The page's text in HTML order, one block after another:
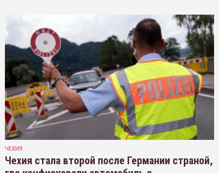
ЧЕХИЯ
Чехия стала второй после Германии страной,